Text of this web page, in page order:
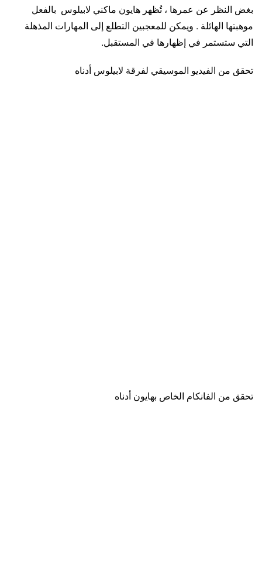
بغض النظر عن عمرها ، تُظهر هايون ماكني لابيلوس بالفعل
موهبتها الهائلة . ويمكن للمعجبين التطلع إلى المهارات المذهلة
التي ستستمر في إظهارها في المستقبل.
تحقق من الفيديو الموسيقي لفرقة لابيلوس أدناه
تحقق من الفانكام الخاص بهايون أدناه